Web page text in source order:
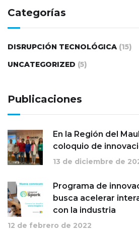
Categorías
DISRUPCIÓN TECNOLÓGICA (15)
UNCATEGORIZED (5)
Publicaciones
En la Región del
coloquio de
13 de diciembre de
Programa de
busca acelerar
con la industria
12 de febrero de 2022